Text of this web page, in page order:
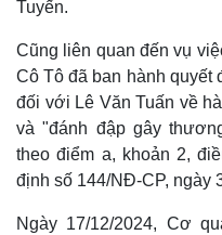
Tuyến.
Cũng liên quan đến vụ
Cô Tô đã ban hành quyết
đối với Lê Văn Tuấn về
và "đánh đập gây
theo điểm a, khoản 2,
định số 144/NĐ-CP, ngày
Ngày 17/12/2024, Cơ